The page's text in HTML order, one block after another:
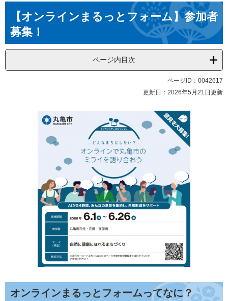
【オンラインまるっとフォーム】参加者
募集！
ページ内目次
ページID：0042617
更新日：2026年5月21日更新
オンラインまるっとフォームってなに？